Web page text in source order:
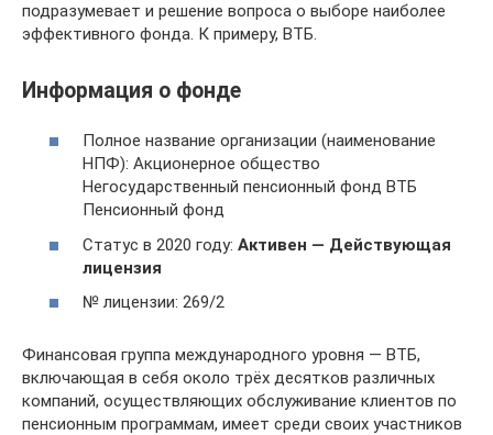
подразумевает и решение вопроса о выборе наиболее
эффективного фонда. К примеру, ВТБ.
Информация о фонде
Полное название организации (наименование
НПФ): Акционерное общество
Негосударственный пенсионный фонд ВТБ
Пенсионный фонд
Статус в 2020 году: Активен — Действующая
лицензия
№ лицензии: 269/2
Финансовая группа международного уровня — ВТБ,
включающая в себя около трёх десятков различных
компаний, осуществляющих обслуживание клиентов по
пенсионным программам, имеет среди своих участников